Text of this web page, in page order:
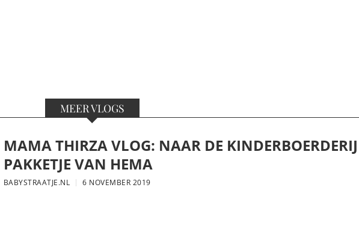
MEER VLOGS
MAMA THIRZA VLOG: NAAR DE
PAKKETJE VAN HEMA
BABYSTRAATJE.NL 6 NOVEMBER 2019